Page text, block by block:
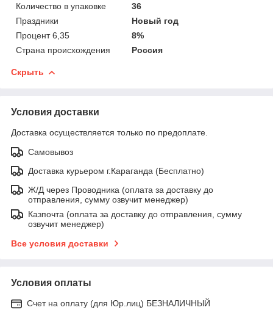
Количество в упаковке
36
Праздники
Новый год
Процент 6,35
8%
Страна происхождения
Россия
Скрыть
Условия доставки
Доставка осуществляется только по предоплате.
Самовывоз
Доставка курьером г.Караганда (Бесплатно)
Ж/Д через Проводника (оплата за доставку до
отправления, сумму озвучит менеджер)
Казпочта (оплата за доставку до отправления, сумму
озвучит менеджер)
Все условия доставки
Условия оплаты
Счет на оплату (для Юр.лиц) БЕЗНАЛИЧНЫЙ